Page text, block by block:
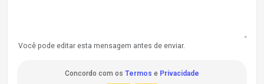
Você pode editar esta mensagem antes de enviar.
Concordo com os Termos e Privacidade